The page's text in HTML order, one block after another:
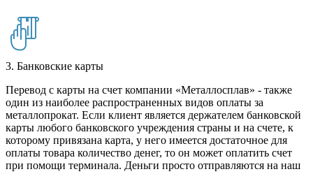
3. Банковские карты
Перевод с карты на счет компании «Металлосплав» - также
один из наиболее распространенных видов оплаты за
металлопрокат. Если клиент является держателем банковской
карты любого банковского учреждения страны и на счете, к
которому привязана карта, у него имеется достаточное для
оплаты товара количество денег, то он может оплатить счет
при помощи терминала. Деньги просто отправляются на наш